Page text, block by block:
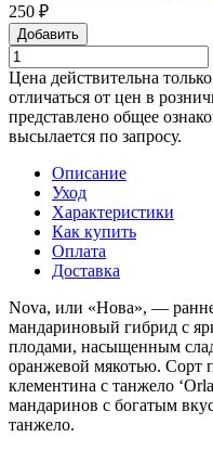
250 ₽
Добавить
Цена действительна
отличаться от цен в
представлено общее
высылается по запросу.
Описание
Уход
Характеристики
Как купить
Оплата
Доставка
Nova, или «Нова», —
мандариновый гибрид с
плодами, насыщенным
оранжевой мякотью. Сорт
клементина с танжело
мандаринов с богатым
танжело.